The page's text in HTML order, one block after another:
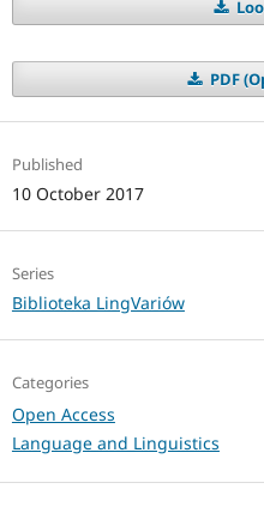
PDF
Published
10 October 2017
Series
Biblioteka LingVariów
Categories
Open Access
Language and Linguistics